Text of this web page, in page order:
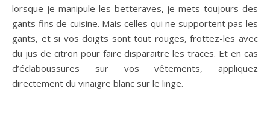
lorsque je manipule les betteraves, je mets toujours des
gants fins de cuisine. Mais celles qui ne supportent pas les
gants, et si vos doigts sont tout rouges, frottez-les avec
du jus de citron pour faire disparaitre les traces. Et en cas
d’éclaboussures sur vos vêtements, appliquez
directement du vinaigre blanc sur le linge.